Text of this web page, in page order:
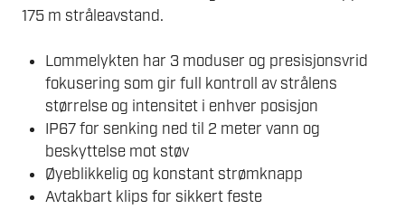
175 m stråleavstand.
Lommelykten har 3 moduser og presisjonsvrid
fokusering som gir full kontroll av strålens
størrelse og intensitet i enhver posisjon
IP67 for senking ned til 2 meter vann og
beskyttelse mot støv
Øyeblikkelig og konstant strømknapp
Avtakbart klips for sikkert feste